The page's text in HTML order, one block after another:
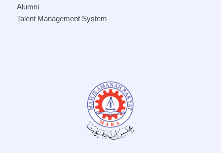
Alumni
Talent Management System